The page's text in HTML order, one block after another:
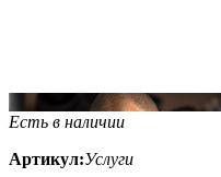
Есть в наличии
Артикул:Услуги